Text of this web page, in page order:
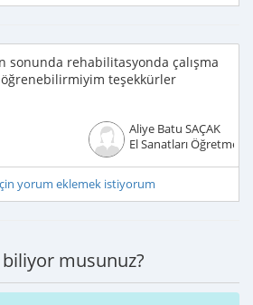
sonunda rehabilitasyonda çalışma
teşekkürler
Aliye Batu SAÇAK
El Sanatları Öğretmeni
yorum eklemek istiyorum
biliyor musunuz?